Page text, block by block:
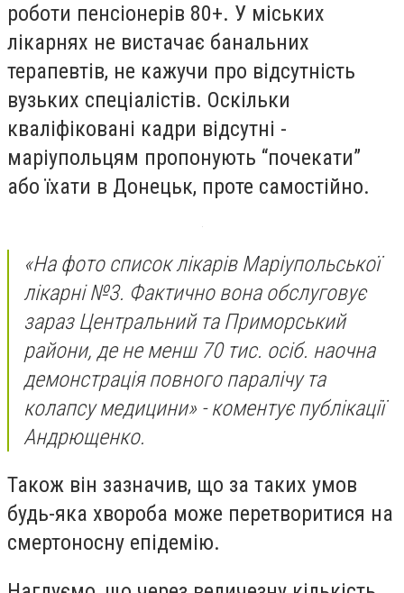
роботи пенсіонерів 80+. У міських
лікарнях не вистачає банальних
терапевтів, не кажучи про відсутність
вузьких спеціалістів. Оскільки
кваліфіковані кадри відсутні -
маріупольцям пропонують “почекати”
або їхати в Донецьк, проте самостійно.
«На фото список лікарів Маріупольської
лікарні №3. Фактично вона обслуговує
зараз Центральний та Приморський
райони, де не менш 70 тис. осіб. наочна
демонстрація повного паралічу та
колапсу медицини» - коментує публікації
Андрющенко.
Також він зазначив, що за таких умов
будь-яка хвороба може перетворитися на
смертоносну епідемію.